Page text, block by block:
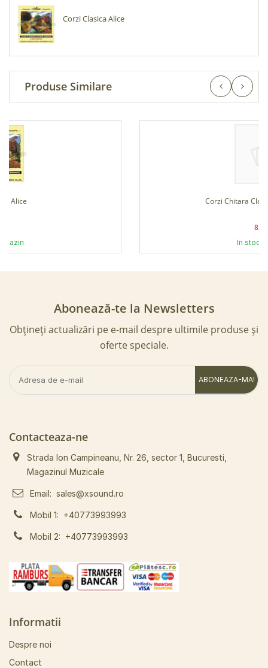
Corzi Clasica Alice
Produse Similare
Corzi Chitara Clasica Cordoba Hard
Abonează-te la Newsletters
Obțineți actualizări pe e-mail despre ultimile produse și
oferte speciale.
ABONEAZA-MA!
Contacteaza-ne
Strada Ion Campineanu, Nr. 26, sector 1, Bucuresti,
Magazinul Muzicale
Email: sales@xsound.ro
Mobil 1: +40773993993
Mobil 2: +40773993993
Informatii
Despre noi
Contact